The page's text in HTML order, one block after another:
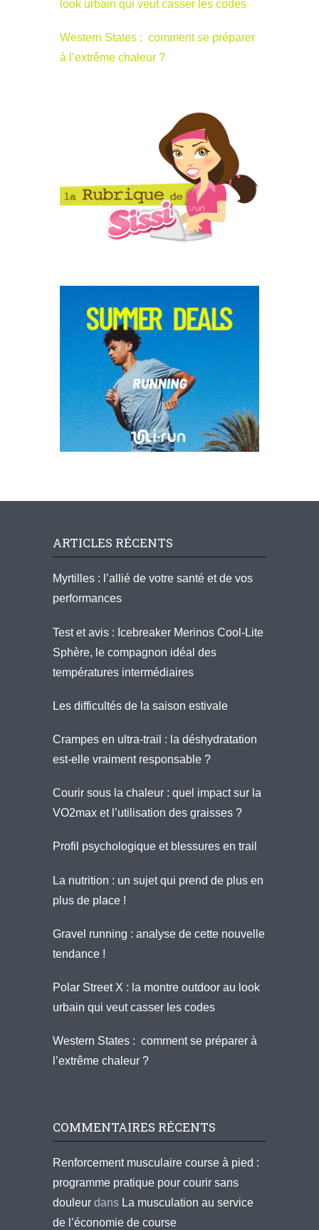
look urbain qui veut casser les codes
Western States : comment se préparer
à l’extrême chaleur ?
ARTICLES RÉCENTS
Myrtilles : l’allié de votre santé et de vos
performances
Test et avis : Icebreaker Merinos Cool-Lite
Sphère, le compagnon idéal des
températures intermédiaires
Les difficultés de la saison estivale
Crampes en ultra-trail : la déshydratation
est-elle vraiment responsable ?
Courir sous la chaleur : quel impact sur la
VO2max et l’utilisation des graisses ?
Profil psychologique et blessures en trail
La nutrition : un sujet qui prend de plus en
plus de place !
Gravel running : analyse de cette nouvelle
tendance !
Polar Street X : la montre outdoor au look
urbain qui veut casser les codes
Western States : comment se préparer à
l’extrême chaleur ?
COMMENTAIRES RÉCENTS
Renforcement musculaire course à pied :
programme pratique pour courir sans
douleur dans La musculation au service
de l’économie de course